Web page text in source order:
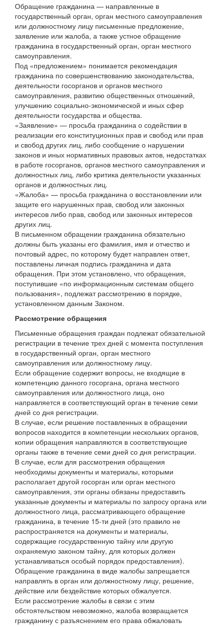
Обращение гражданина — направленные в
государственный орган, орган местного самоуправления
или должностному лицу письменные предложение,
заявление или жалоба, а также устное обращение
гражданина в государственный орган, орган местного
самоуправления.
Под «предложением» понимается рекомендация
гражданина по совершенствованию законодательства,
деятельности госорганов и органов местного
самоуправления, развитию общественных отношений,
улучшению социально-экономической и иных сфер
деятельности государства и общества.
«Заявление» — просьба гражданина о содействии в
реализации его конституционных прав и свобод или прав
и свобод других лиц, либо сообщение о нарушении
законов и иных нормативных правовых актов, недостатках
в работе госорганов, органов местного самоуправления и
должностных лиц, либо критика деятельности указанных
органов и должностных лиц.
«Жалоба» — просьба гражданина о восстановлении или
защите его нарушенных прав, свобод или законных
интересов либо прав, свобод или законных интересов
других лиц.
В письменном обращении гражданина обязательно
должны быть указаны его фамилия, имя и отчество и
почтовый адрес, по которому будет направлен ответ,
поставлены личная подпись гражданина и дата
обращения. При этом установлено, что обращения,
поступившие «по информационным системам общего
пользования», подлежат рассмотрению в порядке,
установленном данным Законом.
Рассмотрение обращения
Письменные обращения граждан подлежат обязательной
регистрации в течение трех дней с момента поступления
в государственный орган, орган местного
самоуправления или должностному лицу.
Если обращение содержит вопросы, не входящие в
компетенцию данного госоргана, органа местного
самоуправления или должностного лица, оно
направляется в соответствующий орган в течение семи
дней со дня регистрации.
В случае, если решение поставленных в обращении
вопросов находится в компетенции нескольких органов,
копии обращения направляются в соответствующие
органы также в течение семи дней со дня регистрации.
В случае, если для рассмотрения обращения
необходимы документы и материалы, которыми
располагает другой госорган или орган местного
самоуправления, эти органы обязаны предоставить
указанные документы и материалы по запросу органа или
должностного лица, рассматривающего обращение
гражданина, в течение 15-ти дней (это правило не
распространяется на документы и материалы,
содержащие государственную тайну или другую
охраняемую законом тайну, для которых должен
устанавливаться особый порядок предоставления).
Обращение гражданина в виде жалобы запрещается
направлять в орган или должностному лицу, решение,
действие или бездействие которых обжалуется.
Если рассмотрение жалобы в связи с этим
обстоятельством невозможно, жалоба возвращается
гражданину с разъяснением его права обжаловать